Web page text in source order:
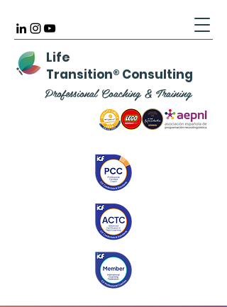
Life
Transition® Consulting
Professional Coaching & Training